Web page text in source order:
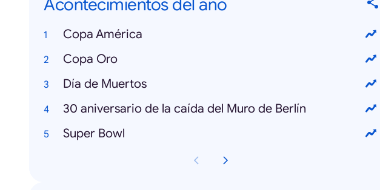
Acontecimientos del año
Copa América
Copa Oro
Día de Muertos
30 aniversario de la caída del Muro de Berlín
Super Bowl